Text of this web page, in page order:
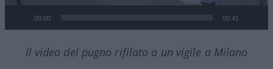
00:00 00:41
Il video del pugno rifilato a un vigile a Milano